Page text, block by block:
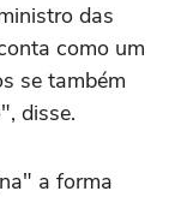
das
como um
se também
disse.
a forma